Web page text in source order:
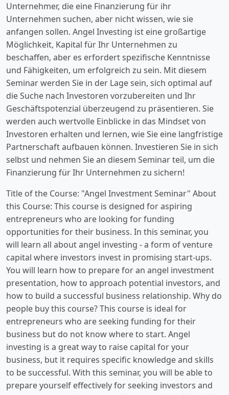
Unternehmer, die eine Finanzierung für ihr
Unternehmen suchen, aber nicht wissen, wie sie
anfangen sollen. Angel Investing ist eine großartige
Möglichkeit, Kapital für Ihr Unternehmen zu
beschaffen, aber es erfordert spezifische Kenntnisse
und Fähigkeiten, um erfolgreich zu sein. Mit diesem
Seminar werden Sie in der Lage sein, sich optimal auf
die Suche nach Investoren vorzubereiten und Ihr
Geschäftspotenzial überzeugend zu präsentieren. Sie
werden auch wertvolle Einblicke in das Mindset von
Investoren erhalten und lernen, wie Sie eine langfristige
Partnerschaft aufbauen können. Investieren Sie in sich
selbst und nehmen Sie an diesem Seminar teil, um die
Finanzierung für Ihr Unternehmen zu sichern!
Title of the Course: "Angel Investment Seminar" About
this Course: This course is designed for aspiring
entrepreneurs who are looking for funding
opportunities for their business. In this seminar, you
will learn all about angel investing - a form of venture
capital where investors invest in promising start-ups.
You will learn how to prepare for an angel investment
presentation, how to approach potential investors, and
how to build a successful business relationship. Why do
people buy this course? This course is ideal for
entrepreneurs who are seeking funding for their
business but do not know where to start. Angel
investing is a great way to raise capital for your
business, but it requires specific knowledge and skills
to be successful. With this seminar, you will be able to
prepare yourself effectively for seeking investors and